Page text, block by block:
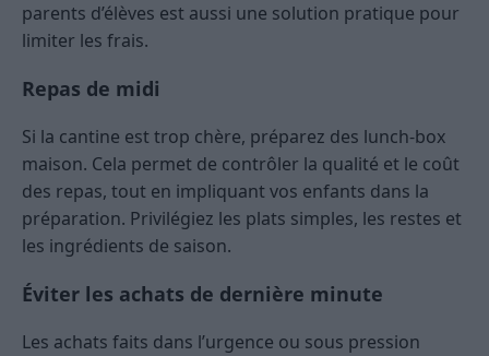
parents d’élèves est aussi une solution pratique pour
limiter les frais.
Repas de midi
Si la cantine est trop chère, préparez des lunch-box
maison. Cela permet de contrôler la qualité et le coût
des repas, tout en impliquant vos enfants dans la
préparation. Privilégiez les plats simples, les restes et
les ingrédients de saison.
Éviter les achats de dernière minute
Les achats faits dans l’urgence ou sous pression